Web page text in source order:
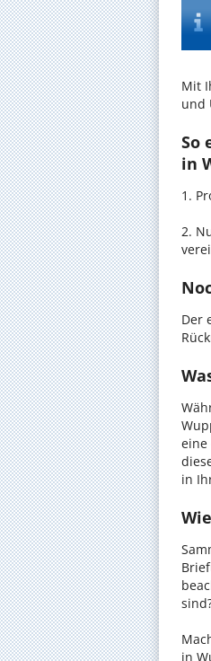
Mit
und
So
in
1.
2.
Der
eine
in
in